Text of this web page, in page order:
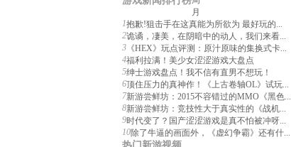
月
1抱歉!狙击手在这真能为所欲为 最好玩的...
2诡谲，凄美，在阴暗中的动人，我们来看...
3 《HEX》玩点评测：原汁原味的集换式卡...
4福利拉满！美少女涩涩游戏大盘点
5绅士游戏盘点！我不信有直男不想玩！
6顶住压力的真神作！《上古卷轴OL》试玩...
7新游尝鲜坊：2015不容错过的MMO《黑色...
8新游尝鲜坊：竞技性大于真实性的《战机...
9时代变了？国产涩涩游戏是真不怕被冲呀...
10除了牛逼的画面外，《虚幻争霸》还有什...